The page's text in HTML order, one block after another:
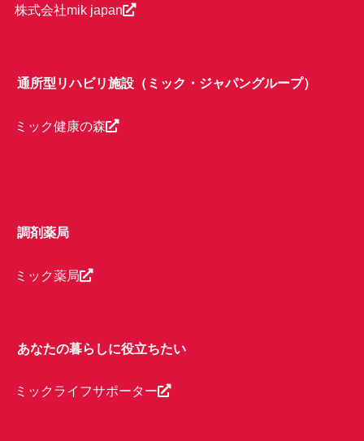
株式会社mik japan
通所型リハビリ施設（ミック・ジャパングループ）
ミック健康の森
調剤薬局
ミック薬局
あなたの暮らしに役立ちたい
ミックライフサポーター